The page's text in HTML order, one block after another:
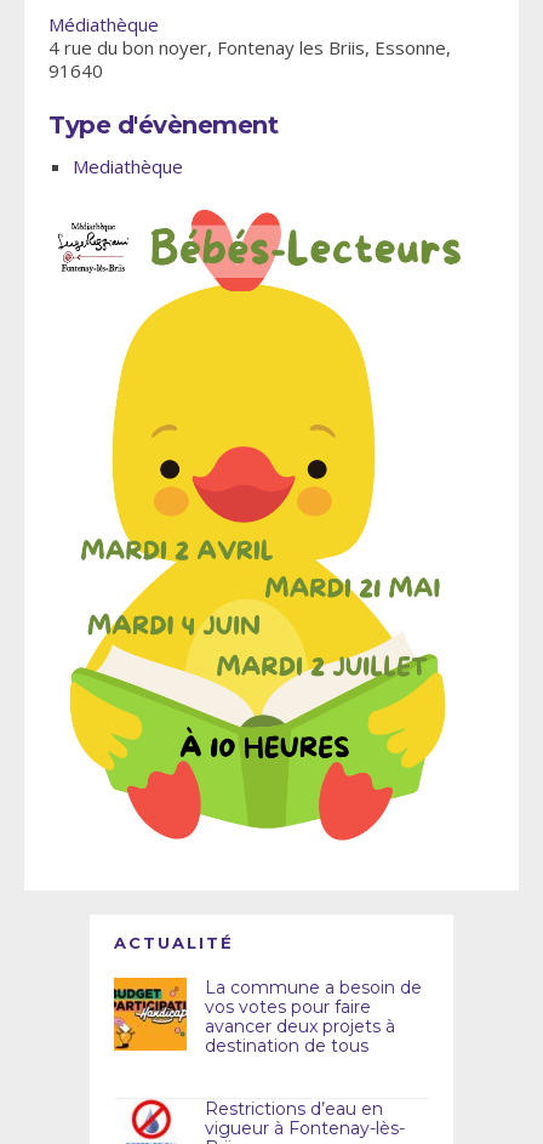
Médiathèque
4 rue du bon noyer, Fontenay les Briis, Essonne,
91640
Type d'évènement
Mediathèque
ACTUALITÉ
La commune a besoin de
vos votes pour faire
avancer deux projets à
destination de tous
Restrictions d’eau en
vigueur à Fontenay-lès-